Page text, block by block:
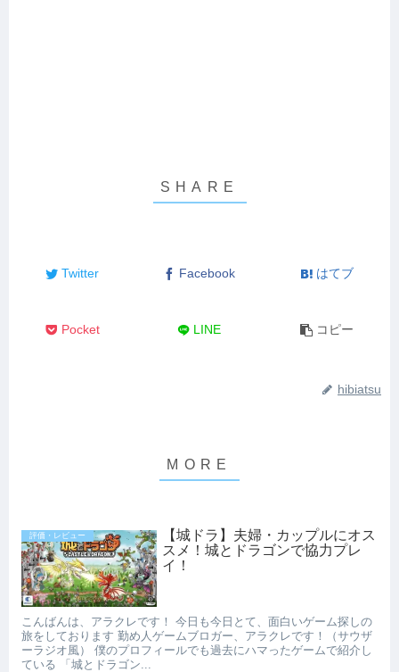
Twitter Facebook はてブ
Pocket LINE コピー
hibiatsu
評価・レビュー
【城ドラ】夫婦・カップルにオス
スメ！城とドラゴンで協力プレ
イ！
こんばんは、アラクレです！ 今日も今日とて、面白いゲーム探しの
旅をしております 勤め人ゲームブロガー、アラクレです！（サウザ
ーラジオ風） 僕のプロフィールでも過去にハマったゲームで紹介し
ている 「城とドラゴン...